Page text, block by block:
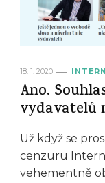
18. 1. 2020
Ano.
vydavatelů
Už když se
cenzuru
vehementně